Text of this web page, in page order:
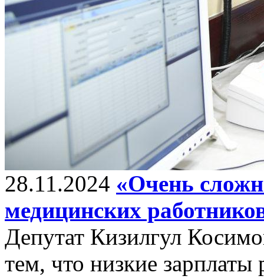
28.11.2024 «Очень
медицинских
Депутат Кизилгул
тем, что низкие зарплаты